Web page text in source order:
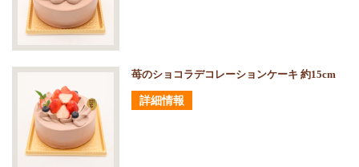
苺のショコラデコレーションケーキ 約15cm
詳細情報